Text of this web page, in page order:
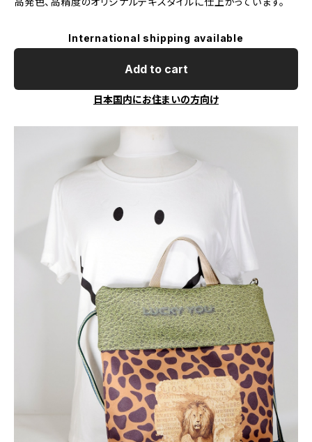
International shipping available
Add to cart
日本国内にお住まいの方向け